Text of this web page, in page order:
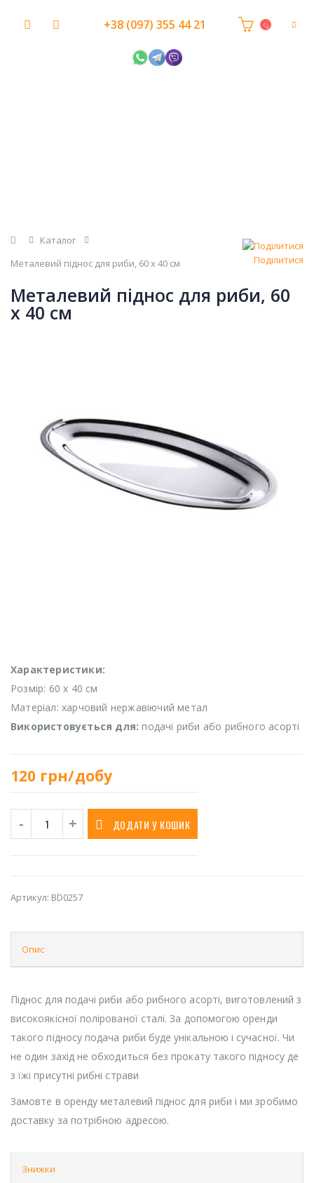
+38 (097) 355 44 21
Головна
Каталог
Металевий піднос для риби, 60 х 40 см
Поділитися
Металевий піднос для риби, 60
х 40 см
Характеристики:
Розмір: 60 х 40 см
Матеріал: харчовий нержавіючий метал
Використовується для: подачі риби або рибного асорті
120 грн/добу
ДОДАТИ У КОШИК
Артикул: BD0257
Опис
Піднос для подачі риби або рибного асорті, виготовлений з
високоякісної полірованої сталі. За допомогою оренди
такого підносу подача риби буде унікальною і сучасної. Чи
не один захід не обходиться без прокату такого підносу де
з їжі присутні рибні страви
Замовте в оренду металевий піднос для риби і ми зробимо
доставку за потрібною адресою.
Знижки